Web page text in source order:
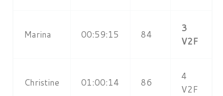
Marina 00:59:15 84
3
V2F
Christine 01:00:14 86
4
V2F